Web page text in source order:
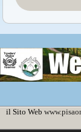
il Sito Web